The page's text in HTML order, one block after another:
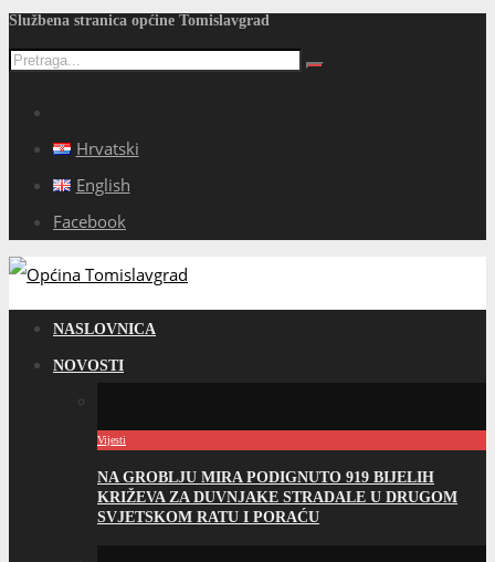
Službena stranica općine Tomislavgrad
Hrvatski
English
Facebook
NASLOVNICA
NOVOSTI
Vijesti
NA GROBLJU MIRA PODIGNUTO 919 BIJELIH
KRIŽEVA ZA DUVNJAKE STRADALE U DRUGOM
SVJETSKOM RATU I PORAĆU